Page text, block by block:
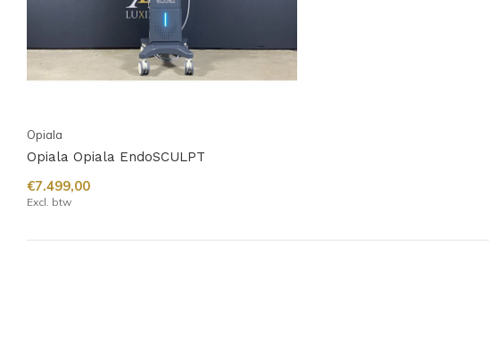
Opiala
Opiala Opiala EndoSCULPT
€7.499,00
Excl. btw